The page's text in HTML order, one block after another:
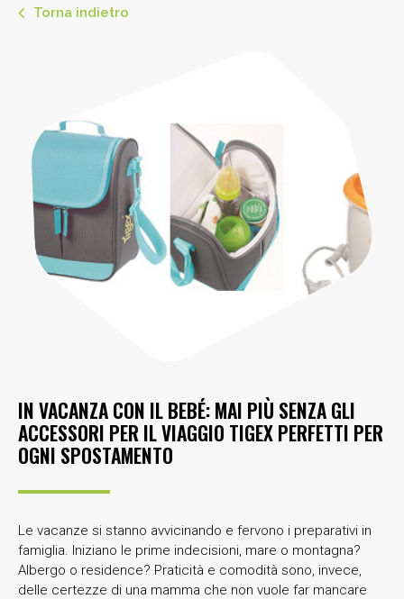
Torna indietro
IN VACANZA CON IL BEBÉ: MAI PIÙ SENZA GLI
ACCESSORI PER IL VIAGGIO TIGEX PERFETTI PER
OGNI SPOSTAMENTO
Le vacanze si stanno avvicinando e fervono i preparativi in
famiglia. Iniziano le prime indecisioni, mare o montagna?
Albergo o residence? Praticità e comodità sono, invece,
delle certezze di una mamma che non vuole far mancare